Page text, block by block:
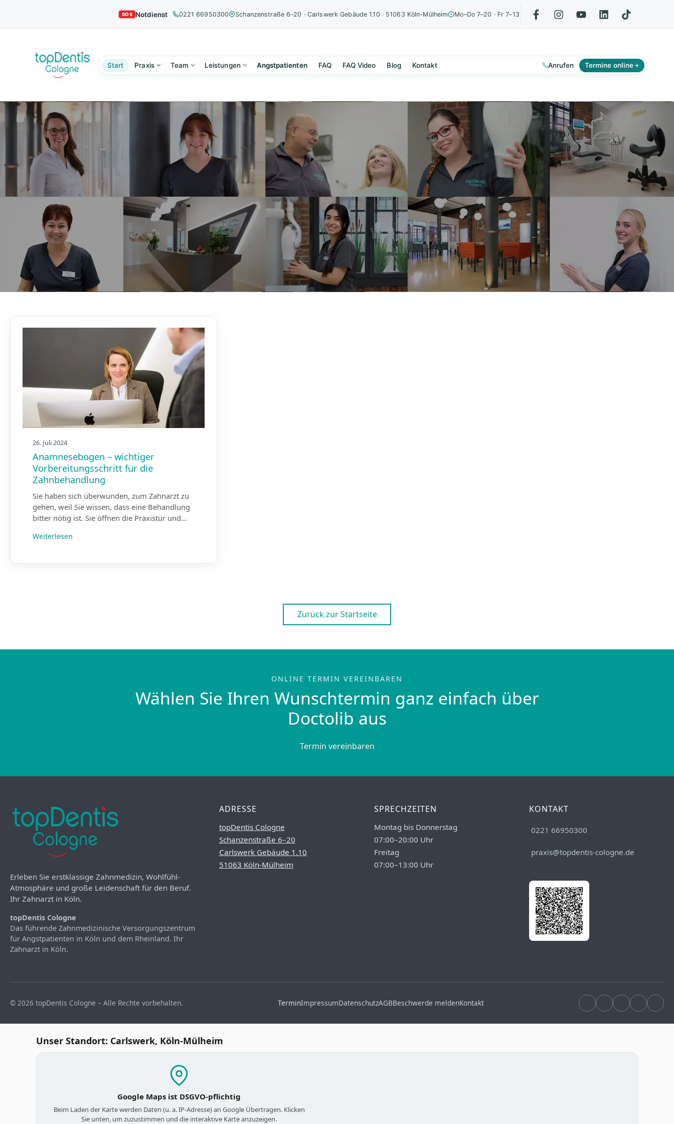
Notdienst 0221 66950300 Schanzenstraße 6–20 · Carlswerk Gebäude 1.10 · 51063 Köln-Mülheim Mo–Do 7–20 · Fr 7–13
Start Praxis Team Leistungen Angstpatienten FAQ FAQ Video Blog Kontakt Anrufen Termine online
Unser Blog
26. Juli 2024
Anamnesebogen – wichtiger
Vorbereitungsschritt für die
Zahnbehandlung
Sie haben sich überwunden, zum Zahnarzt zu
gehen, weil Sie wissen, dass eine Behandlung
bitter nötig ist. Sie öffnen die Praxistür und…
Weiterlesen
Zurück zur Startseite
ONLINE TERMIN VEREINBAREN
Wählen Sie Ihren Wunschtermin ganz einfach über
Doctolib aus
Termin vereinbaren
Erleben Sie erstklassige Zahnmedizin, Wohlfühl-
Atmosphäre und große Leidenschaft für den Beruf.
Ihr Zahnarzt in Köln.
topDentis Cologne
Das führende Zahnmedizinische Versorgungszentrum
für Angstpatienten in Köln und dem Rheinland. Ihr
Zahnarzt in Köln.
ADRESSE
topDentis Cologne
Schanzenstraße 6–20
Carlswerk Gebäude 1.10
51063 Köln-Mülheim
SPRECHZEITEN
Montag bis Donnerstag
07:00–20:00 Uhr
Freitag
07:00–13:00 Uhr
KONTAKT
0221 66950300
praxis@topdentis-cologne.de
© 2026 topDentis Cologne – Alle Rechte vorbehalten. TerminImpressumDatenschutzAGBBeschwerde meldenKontakt
Unser Standort: Carlswerk, Köln-Mülheim
Google Maps ist DSGVO-pflichtig
Beim Laden der Karte werden Daten (u. a. IP-Adresse) an Google Übertragen. Klicken
Sie unten, um zuzustimmen und die interaktive Karte anzuzeigen.